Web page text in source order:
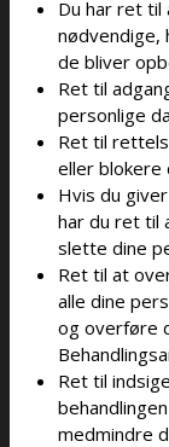
Du har ret til
nødvendige,
de bliver
Ret til
personlige
Ret til
eller blokere
Hvis du
har du ret til
slette dine
Ret til at
alle dine
og overføre
Ret til
medmindre